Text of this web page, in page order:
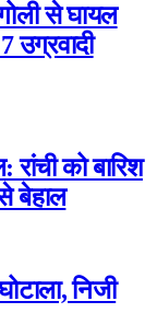
से घायल
को बारिश
बेहाल
निजी